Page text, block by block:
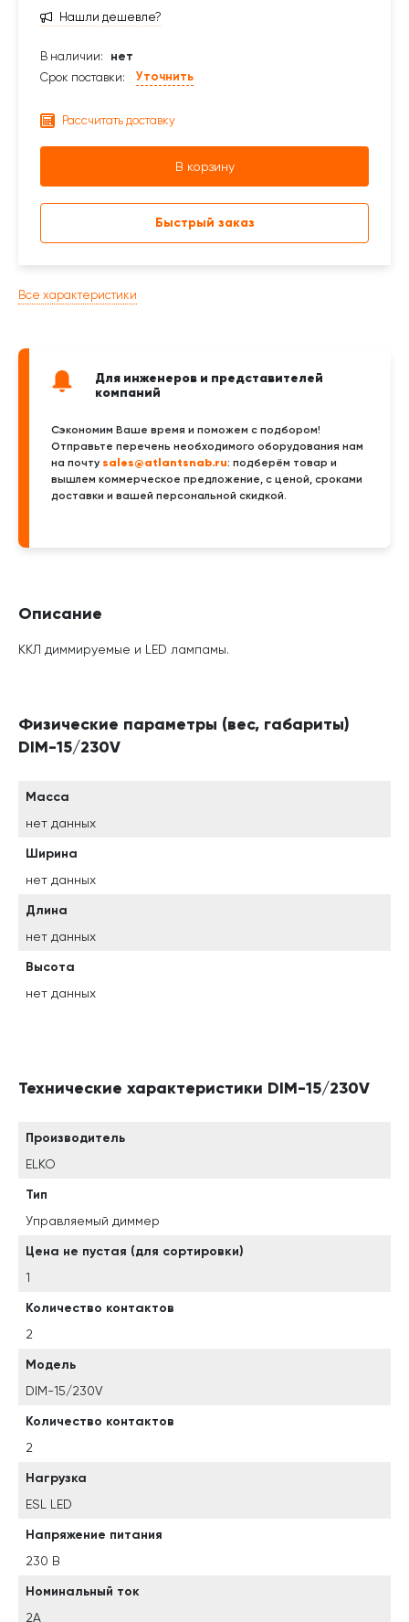
Все характеристики
Для инженеров и представителей
компаний
Сэкономим Ваше время и поможем с подбором!
Отправьте перечень необходимого оборудования нам
на почту sales@atlantsnab.ru: подберём товар и
вышлем коммерческое предложение, с ценой, сроками
доставки и вашей персональной скидкой.
Нашли дешевле?
В наличии:
нет
Срок поставки:
Уточнить
Рассчитать доставку
В корзину
Быстрый заказ
Описание
ККЛ диммируемые и LED лампамы.
Физические параметры (вес, габариты)
DIM-15/230V
Масса
нет данных
Ширина
нет данных
Длина
нет данных
Высота
нет данных
Технические характеристики DIM-15/230V
Производитель
ELKO
Тип
Управляемый диммер
Цена не пустая (для сортировки)
1
Количество контактов
2
Модель
DIM-15/230V
Количество контактов
2
Нагрузка
ESL LED
Напряжение питания
230 В
Номинальный ток
2А